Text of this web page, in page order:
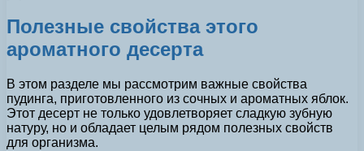
Полезные свойства этого
ароматного десерта
В этом разделе мы рассмотрим важные свойства
пудинга, приготовленного из сочных и ароматных яблок.
Этот десерт не только удовлетворяет сладкую зубную
натуру, но и обладает целым рядом полезных свойств
для организма.